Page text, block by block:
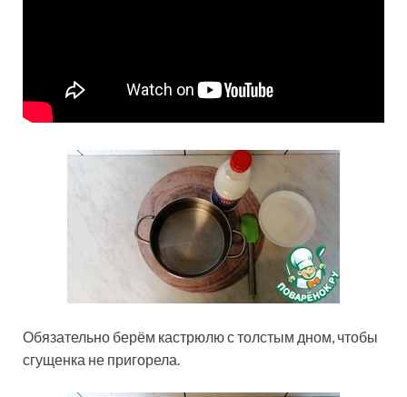
Обязательно берём кастрюлю с толстым дном, чтобы
сгущенка не пригорела.